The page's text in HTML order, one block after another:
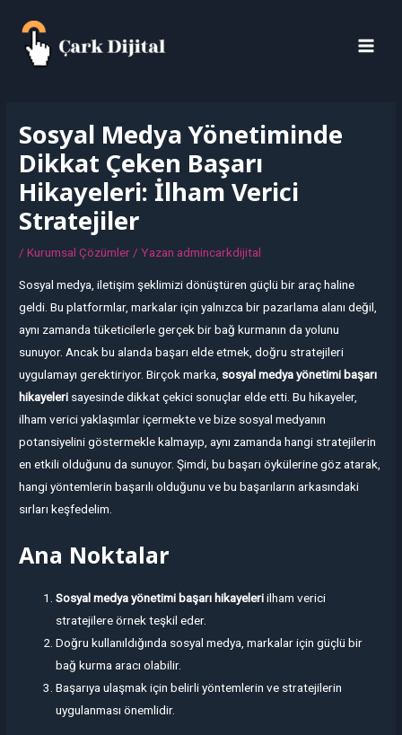
Sosyal Medya Yönetiminde
Dikkat Çeken Başarı
Hikayeleri: İlham Verici
Stratejiler
/Kurumsal Çözümler/ Yazan admincarkdijital
Sosyal medya, iletişim şeklimizi dönüştüren güçlü bir araç haline
geldi. Bu platformlar, markalar için yalnızca bir pazarlama alanı değil,
aynı zamanda tüketicilerle gerçek bir bağ kurmanın da yolunu
sunuyor. Ancak bu alanda başarı elde etmek, doğru stratejileri
uygulamayı gerektiriyor. Birçok marka, sosyal medya yönetimi başarı
hikayeleri sayesinde dikkat çekici sonuçlar elde etti. Bu hikayeler,
ilham verici yaklaşımlar içermekte ve bize sosyal medyanın
potansiyelini göstermekle kalmayıp, aynı zamanda hangi stratejilerin
en etkili olduğunu da sunuyor. Şimdi, bu başarı öykülerine göz atarak,
hangi yöntemlerin başarılı olduğunu ve bu başarıların arkasındaki
sırları keşfedelim.
Ana Noktalar
Sosyal medya yönetimi başarı hikayeleriilham verici
stratejilere örnek teşkil eder.
Doğru kullanıldığında sosyal medya, markalar için güçlü bir
bağ kurma aracı olabilir.
Başarıya ulaşmak için belirli yöntemlerin ve stratejilerin
uygulanması önemlidir.